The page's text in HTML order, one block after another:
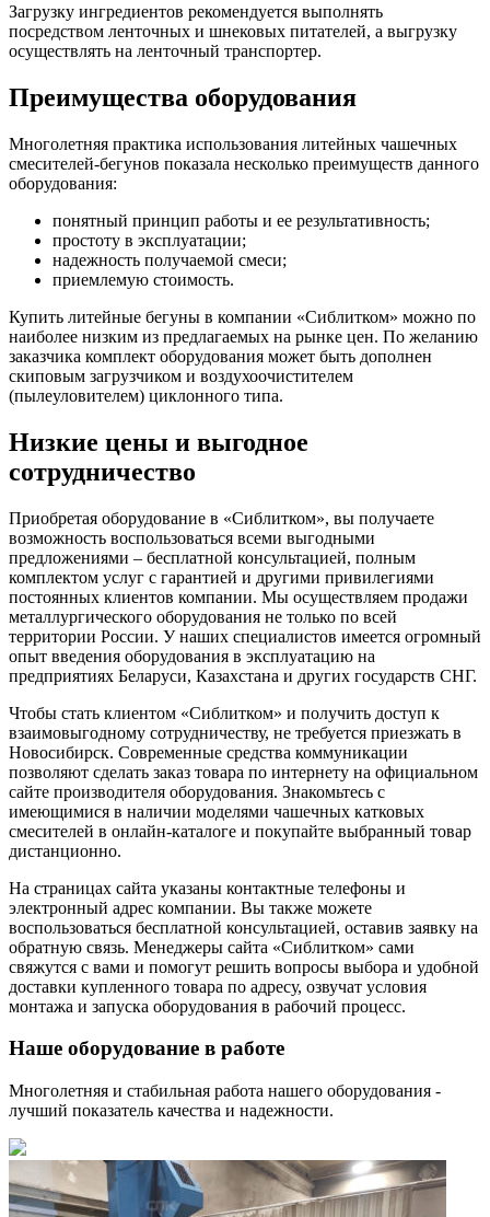
Загрузку ингредиентов рекомендуется выполнять
посредством ленточных и шнековых питателей, а выгрузку
осуществлять на ленточный транспортер.
Преимущества оборудования
Многолетняя практика использования литейных чашечных
смесителей-бегунов показала несколько преимуществ данного
оборудования:
понятный принцип работы и ее результативность;
простоту в эксплуатации;
надежность получаемой смеси;
приемлемую стоимость.
Купить литейные бегуны в компании «Сиблитком» можно по
наиболее низким из предлагаемых на рынке цен. По желанию
заказчика комплект оборудования может быть дополнен
скиповым загрузчиком и воздухоочистителем
(пылеуловителем) циклонного типа.
Низкие цены и выгодное
сотрудничество
Приобретая оборудование в «Сиблитком», вы получаете
возможность воспользоваться всеми выгодными
предложениями – бесплатной консультацией, полным
комплектом услуг с гарантией и другими привилегиями
постоянных клиентов компании. Мы осуществляем продажи
металлургического оборудования не только по всей
территории России. У наших специалистов имеется огромный
опыт введения оборудования в эксплуатацию на
предприятиях Беларуси, Казахстана и других государств СНГ.
Чтобы стать клиентом «Сиблитком» и получить доступ к
взаимовыгодному сотрудничеству, не требуется приезжать в
Новосибирск. Современные средства коммуникации
позволяют сделать заказ товара по интернету на официальном
сайте производителя оборудования. Знакомьтесь с
имеющимися в наличии моделями чашечных катковых
смесителей в онлайн-каталоге и покупайте выбранный товар
дистанционно.
На страницах сайта указаны контактные телефоны и
электронный адрес компании. Вы также можете
воспользоваться бесплатной консультацией, оставив заявку на
обратную связь. Менеджеры сайта «Сиблитком» сами
свяжутся с вами и помогут решить вопросы выбора и удобной
доставки купленного товара по адресу, озвучат условия
монтажа и запуска оборудования в рабочий процесс.
Наше оборудование в работе
Многолетняя и стабильная работа нашего оборудования -
лучший показатель качества и надежности.